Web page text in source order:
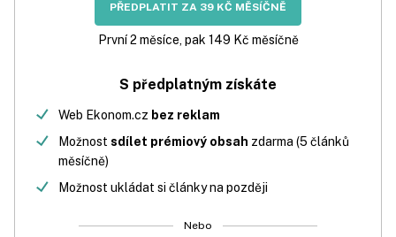
PŘEDPLATIT ZA 39 KČ MĚSÍČNĚ
První 2 měsíce, pak 149 Kč měsíčně
S předplatným získáte
Web Ekonom.cz bez reklam
Možnost sdílet prémiový obsah zdarma (5 článků
měsíčně)
Možnost ukládat si články na později
Nebo